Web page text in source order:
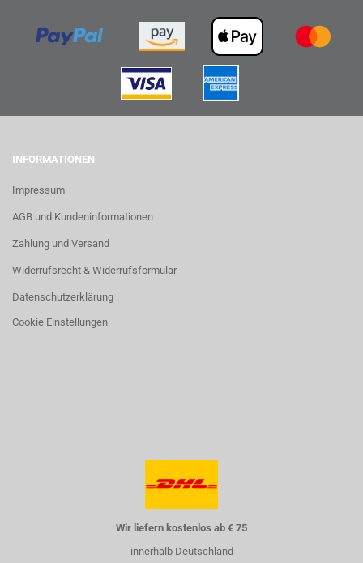
INFORMATIONEN
Impressum
AGB und Kundeninformationen
Zahlung und Versand
Widerrufsrecht & Widerrufsformular
Datenschutzerklärung
Cookie Einstellungen
Wir liefern kostenlos ab € 75
innerhalb Deutschland